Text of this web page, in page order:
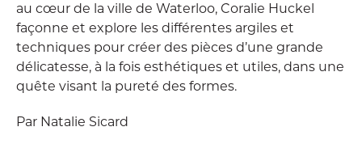
au cœur de la ville de Waterloo, Coralie Huckel
façonne et explore les différentes argiles et
techniques pour créer des pièces d’une grande
délicatesse, à la fois esthétiques et utiles, dans une
quête visant la pureté des formes.
Par Natalie Sicard